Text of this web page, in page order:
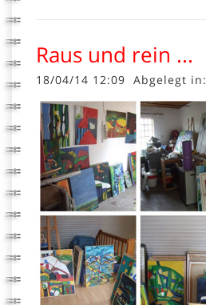
Raus und rein ...
18/04/14 12:09 Abgelegt in: